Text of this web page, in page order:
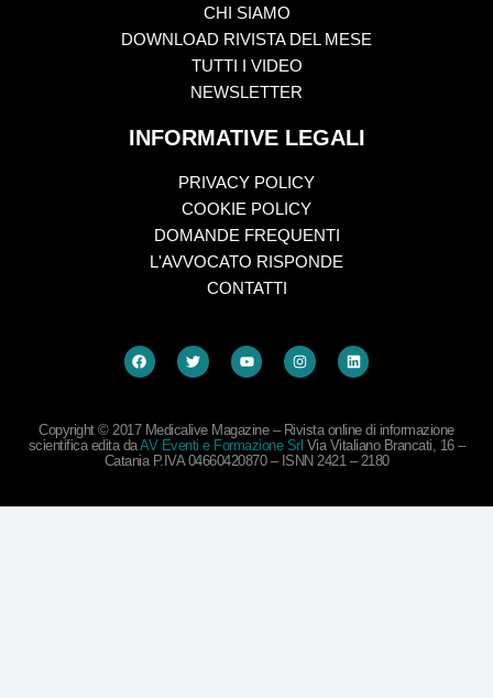
CHI SIAMO
DOWNLOAD RIVISTA DEL MESE
TUTTI I VIDEO
NEWSLETTER
INFORMATIVE LEGALI
PRIVACY POLICY
COOKIE POLICY
DOMANDE FREQUENTI
L'AVVOCATO RISPONDE
CONTATTI
Copyright © 2017 Medicalive Magazine – Rivista online di informazione
scientifica edita daAV Eventi e Formazione Srl Via Vitaliano Brancati, 16 –
Catania P.IVA 04660420870 – ISNN 2421 – 2180